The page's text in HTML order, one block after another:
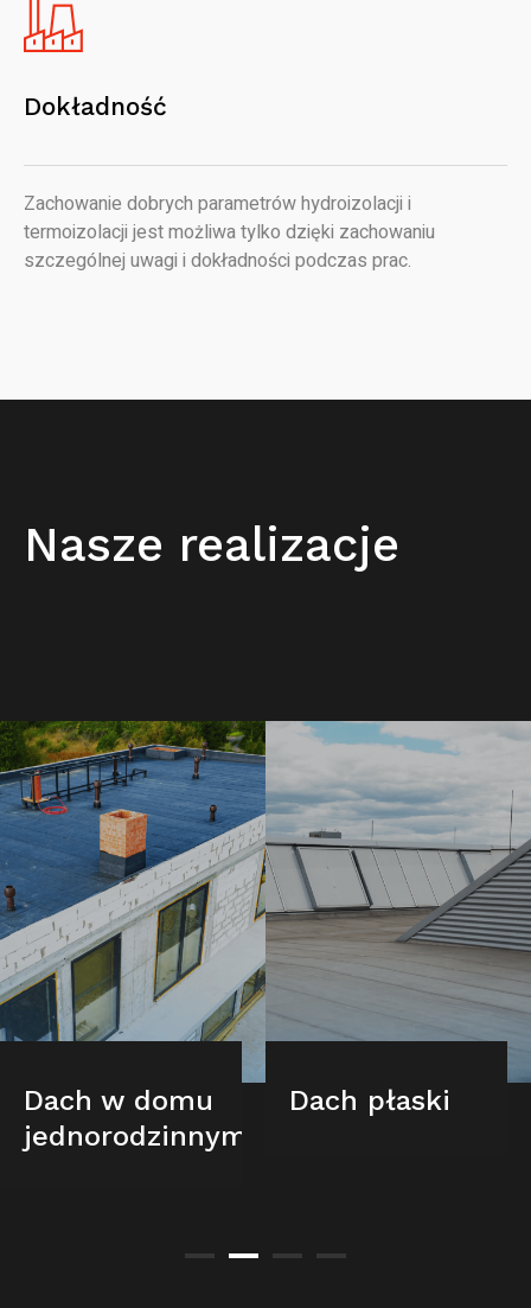
Dokładność
Zachowanie dobrych parametrów hydroizolacji i
termoizolacji jest możliwa tylko dzięki zachowaniu
szczególnej uwagi i dokładności podczas prac.
Nasze realizacje
Dach w domu
jednorodzinnym
Dach płaski